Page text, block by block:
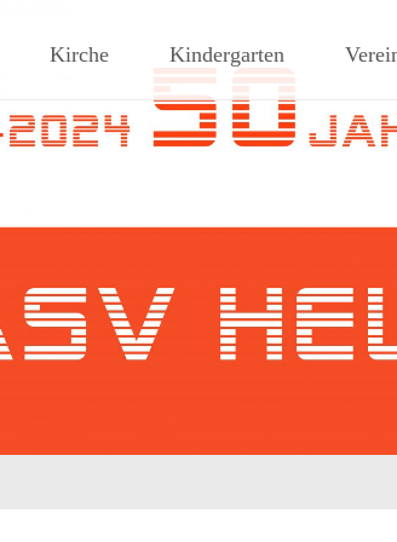
Dorf am Rande
Kirche Kindergarten